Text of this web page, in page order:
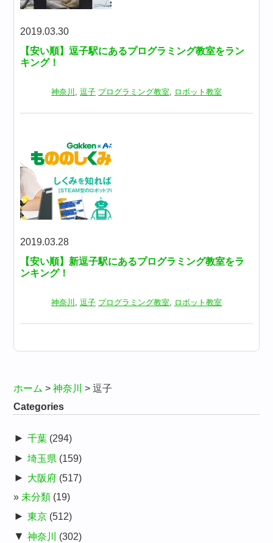
2019.03.30
【安い順】逗子駅にあるプログラミング教室をラン
キング！
神奈川 , 逗子 プログラミング教室, ロボット教室
2019.03.28
【安い順】新逗子駅にあるプログラミング教室をラ
ンキング！
神奈川 , 逗子 プログラミング教室, ロボット教室
ホーム >神奈川 >逗子
Categories
► 千葉 (294)
► 埼玉県 (159)
► 大阪府 (517)
未分類 (19)
► 東京 (512)
▼ 神奈川
(302)